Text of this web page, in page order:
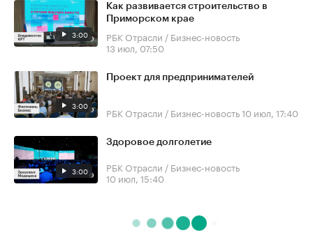
3:00
Как развивается строительство в
Приморском крае
РБК Отрасли / Бизнес-новость
13 июл, 07:50
3:00
Проект для предпринимателей
РБК Отрасли / Бизнес-новость10 июл, 17:40
3:00
Здоровое долголетие
РБК Отрасли / Бизнес-новость
10 июл, 15:40